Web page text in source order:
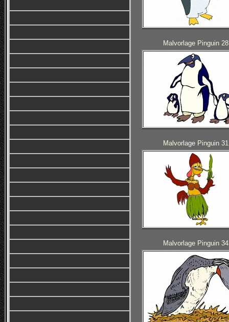
Malvorlage Pinguin 28
Malvorlage Pinguin 31
Malvorlage Pinguin 34